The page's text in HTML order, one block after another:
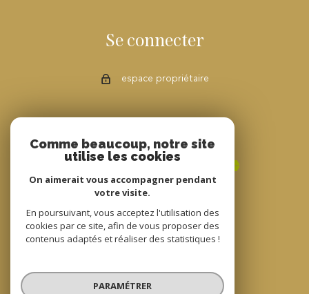
Se connecter
espace propriétaire
Adhérents
Traduction powered by Google
Comme beaucoup, notre site
utilise les cookies
On aimerait vous accompagner pendant
votre visite.
En poursuivant, vous acceptez l'utilisation des
cookies par ce site, afin de vous proposer des
contenus adaptés et réaliser des statistiques !
PARAMÉTRER